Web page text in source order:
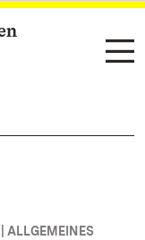
ALLGEMEINES